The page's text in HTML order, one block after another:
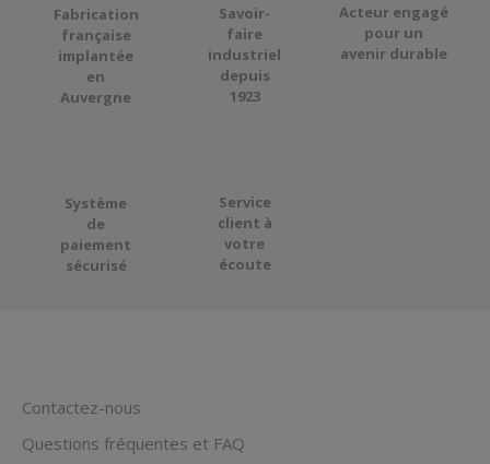
Fabrication
française
implantée
en
Auvergne
Savoir-
faire
industriel
depuis
1923
Acteur engagé
pour un
avenir durable
Système
de
paiement
sécurisé
Service
client à
votre
écoute
Contactez-nous
Questions fréquentes et FAQ